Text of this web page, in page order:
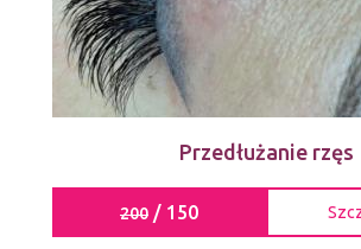
Przedłużanie rzęs
200 / 150